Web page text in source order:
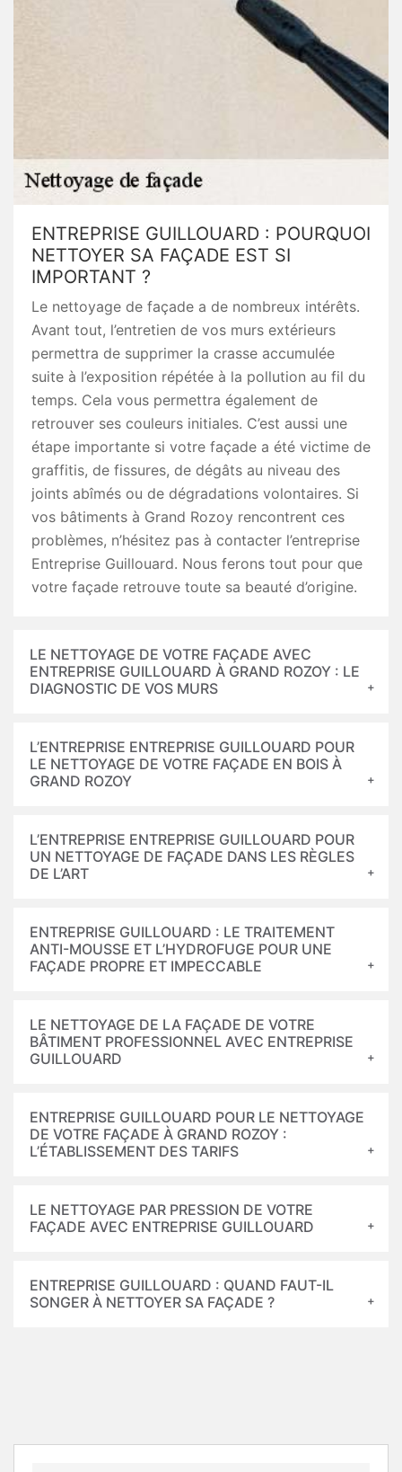
ENTREPRISE GUILLOUARD : POURQUOI
NETTOYER SA FAÇADE EST SI
IMPORTANT ?
Le nettoyage de façade a de nombreux intérêts.
Avant tout, l’entretien de vos murs extérieurs
permettra de supprimer la crasse accumulée
suite à l’exposition répétée à la pollution au fil du
temps. Cela vous permettra également de
retrouver ses couleurs initiales. C’est aussi une
étape importante si votre façade a été victime de
graffitis, de fissures, de dégâts au niveau des
joints abîmés ou de dégradations volontaires. Si
vos bâtiments à Grand Rozoy rencontrent ces
problèmes, n’hésitez pas à contacter l’entreprise
Entreprise Guillouard. Nous ferons tout pour que
votre façade retrouve toute sa beauté d’origine.
LE NETTOYAGE DE VOTRE FAÇADE AVEC
ENTREPRISE GUILLOUARD À GRAND ROZOY : LE
DIAGNOSTIC DE VOS MURS
L’ENTREPRISE ENTREPRISE GUILLOUARD POUR
LE NETTOYAGE DE VOTRE FAÇADE EN BOIS À
GRAND ROZOY
L’ENTREPRISE ENTREPRISE GUILLOUARD POUR
UN NETTOYAGE DE FAÇADE DANS LES RÈGLES
DE L’ART
ENTREPRISE GUILLOUARD : LE TRAITEMENT
ANTI-MOUSSE ET L’HYDROFUGE POUR UNE
FAÇADE PROPRE ET IMPECCABLE
LE NETTOYAGE DE LA FAÇADE DE VOTRE
BÂTIMENT PROFESSIONNEL AVEC ENTREPRISE
GUILLOUARD
ENTREPRISE GUILLOUARD POUR LE NETTOYAGE
DE VOTRE FAÇADE À GRAND ROZOY :
L’ÉTABLISSEMENT DES TARIFS
LE NETTOYAGE PAR PRESSION DE VOTRE
FAÇADE AVEC ENTREPRISE GUILLOUARD
ENTREPRISE GUILLOUARD : QUAND FAUT-IL
SONGER À NETTOYER SA FAÇADE ?